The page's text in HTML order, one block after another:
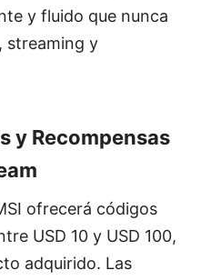
y fluido que nunca
streaming y
y Recompensas
ofrecerá códigos
USD 10 y USD 100,
adquirido. Las